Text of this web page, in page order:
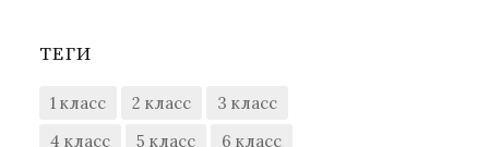
ТЕГИ
1 класс 2 класс
3 класс
4 класс
5 класс
6 класс